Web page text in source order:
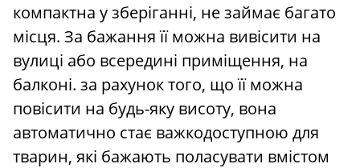
компактна у зберіганні, не займає багато
місця. За бажання її можна вивісити на
вулиці або всередині приміщення, на
балконі. за рахунок того, що її можна
повісити на будь-яку висоту, вона
автоматично стає важкодоступною для
тварин, які бажають поласувати вмістом